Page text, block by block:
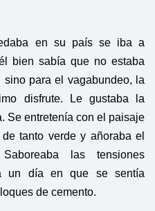
en su país se iba a
bien sabía que no estaba
para el vagabundeo, la
disfrute. Le gustaba la
Se entretenía con el paisaje
tanto verde y añoraba el
las tensiones
un día en que se sentía
de cemento.